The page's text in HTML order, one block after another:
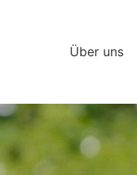
Über uns